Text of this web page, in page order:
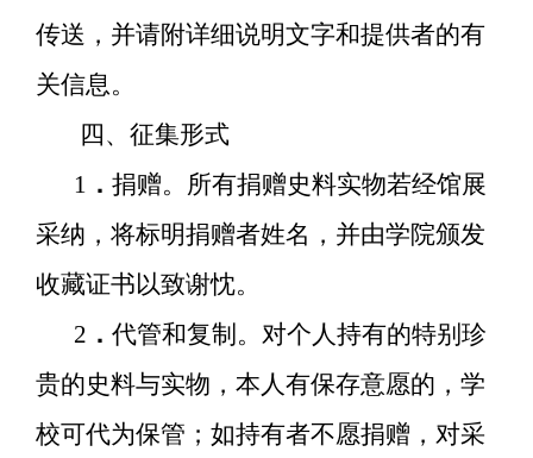
传送，并请附详细说明文字和提供者的有
关信息。
四、征集形式
1 ． 捐赠。所有捐赠史料实物若经馆展
采纳，将标明捐赠者姓名，并由学院颁发
收藏证书以致谢忱。
2 ． 代管和复制。对个人持有的特别珍
贵的史料与实物，本人有保存意愿的，学
校可代为保管；如持有者不愿捐赠，对采